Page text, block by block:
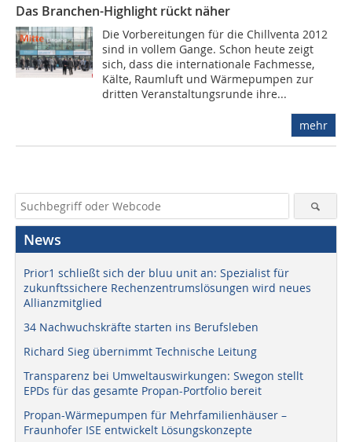
Das Branchen-Highlight rückt näher
Die Vorbereitungen für die Chillventa 2012
sind in vollem Gange. Schon heute zeigt
sich, dass die internationale Fachmesse,
Kälte, Raumluft und Wärmepumpen zur
dritten Veranstaltungsrunde ihre...
mehr
News
Prior1 schließt sich der bluu unit an: Spezialist für
zukunftssichere Rechenzentrumslösungen wird neues
Allianzmitglied
34 Nachwuchskräfte starten ins Berufsleben
Richard Sieg übernimmt Technische Leitung
Transparenz bei Umweltauswirkungen: Swegon stellt
EPDs für das gesamte Propan-Portfolio bereit
Propan-Wärmepumpen für Mehrfamilienhäuser –
Fraunhofer ISE entwickelt Lösungskonzepte